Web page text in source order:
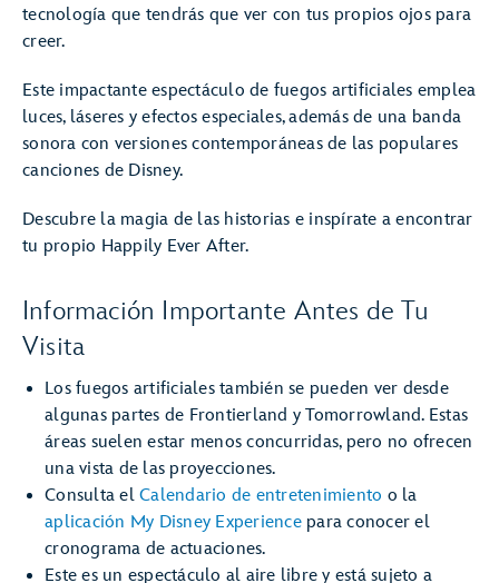
tecnología que tendrás que ver con tus propios ojos para
creer.
Este impactante espectáculo de fuegos artificiales emplea
luces, láseres y efectos especiales, además de una banda
sonora con versiones contemporáneas de las populares
canciones de Disney.
Descubre la magia de las historias e inspírate a encontrar
tu propio Happily Ever After.
Información Importante Antes de Tu
Visita
Los fuegos artificiales también se pueden ver desde
algunas partes de Frontierland y Tomorrowland. Estas
áreas suelen estar menos concurridas, pero no ofrecen
una vista de las proyecciones.
Consulta el Calendario de entretenimiento o la
aplicación My Disney Experiencepara conocer el
cronograma de actuaciones.
Este es un espectáculo al aire libre y está sujeto a